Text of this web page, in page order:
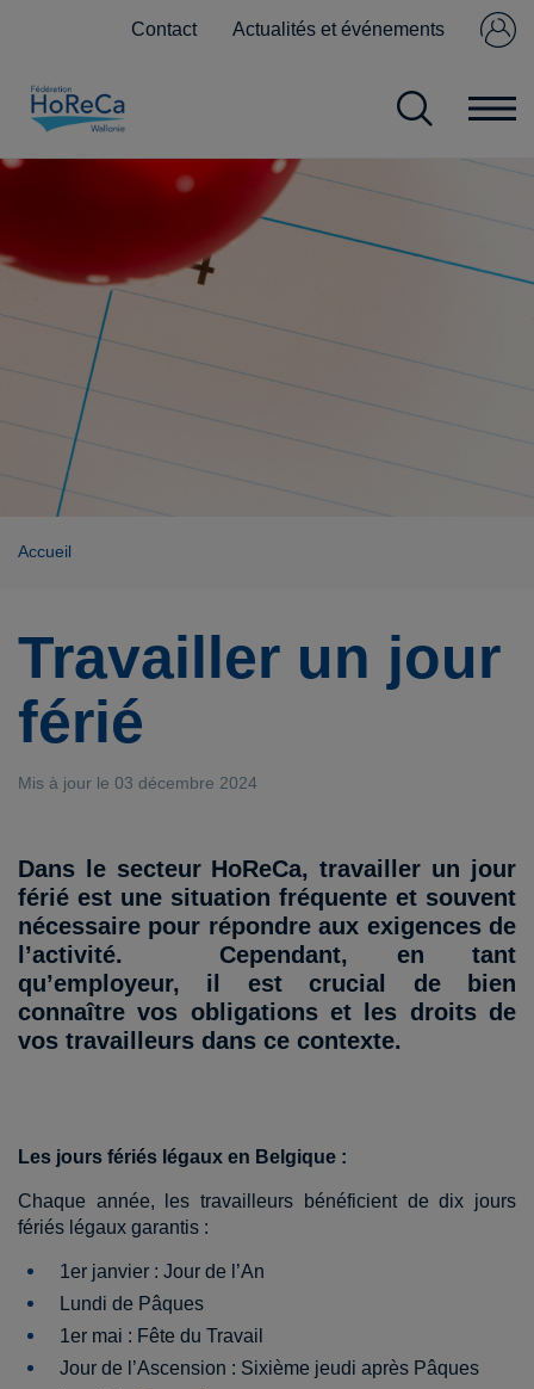
Contact Actualités et événements
membre ?
Accueil
Travailler un jour
férié
Mis à jour le 03 décembre 2024
Dans le secteur HoReCa, travailler un jour
férié est une situation fréquente et souvent
nécessaire pour répondre aux exigences de
l’activité. Cependant, en tant
qu’employeur, il est crucial de bien
connaître vos obligations et les droits de
vos travailleurs dans ce contexte.
Les jours fériés légaux en Belgique :
Chaque année, les travailleurs bénéficient de dix jours
fériés légaux garantis :
1er janvier : Jour de l’An
Lundi de Pâques
1er mai : Fête du Travail
Jour de l’Ascension : Sixième jeudi après Pâques